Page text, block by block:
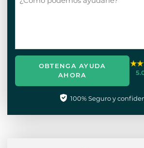
OBTENGA AYUDA
AHORA
100% Seguro y